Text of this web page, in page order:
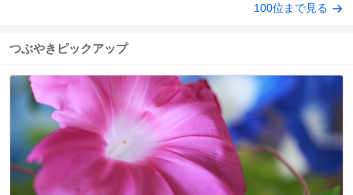
100位まで見る
つぶやきピックアップ